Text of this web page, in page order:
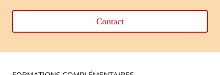
Contact